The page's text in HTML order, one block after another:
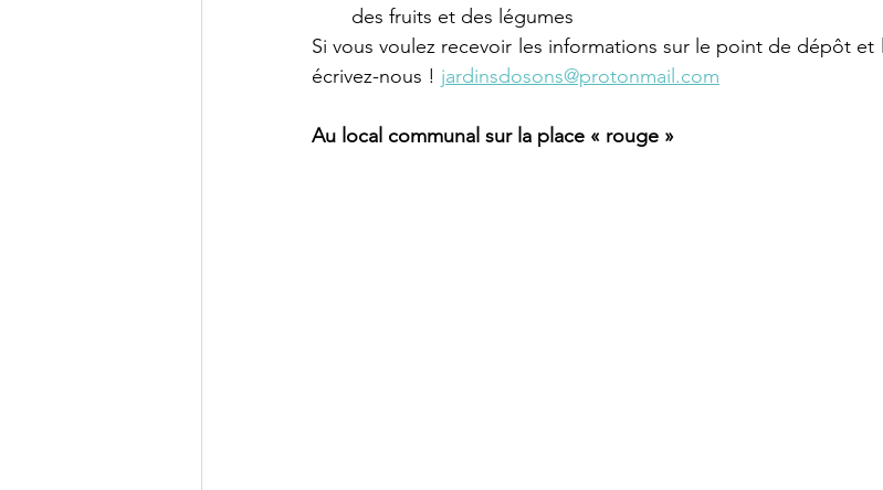
des fruits et des légumes
Si vous voulez recevoir les informations sur le point de dépôt et
écrivez-nous ! jardinsdosons@protonmail.com
Au local communal sur la place « rouge »